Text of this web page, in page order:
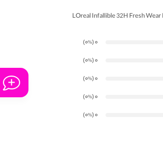
0
(0
%
)
0
(0
%
)
0
(0
%
)
0
(0
%
)
0
(0
%
)